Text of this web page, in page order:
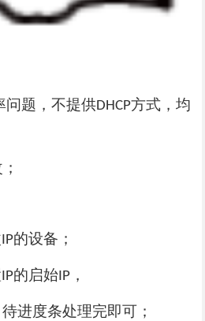
问题，不提供DHCP方式，均
IP的设备；
IP的启始IP，
进度条处理完即可；